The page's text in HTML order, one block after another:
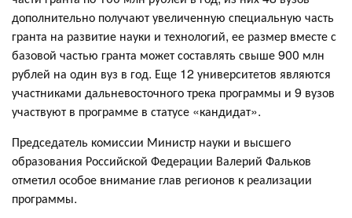
дополнительно получают увеличенную специальную часть
гранта на развитие науки и технологий, ее размер вместе с
базовой частью гранта может составлять свыше 900 млн
рублей на один вуз в год. Еще 12 университетов являются
участниками дальневосточного трека программы и 9 вузов
участвуют в программе в статусе «кандидат».
Председатель комиссии Министр науки и высшего
образования Российской Федерации Валерий Фальков
отметил особое внимание глав регионов к реализации
программы.